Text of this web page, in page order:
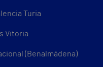
Turia
Vitoria
(Benalmádena)